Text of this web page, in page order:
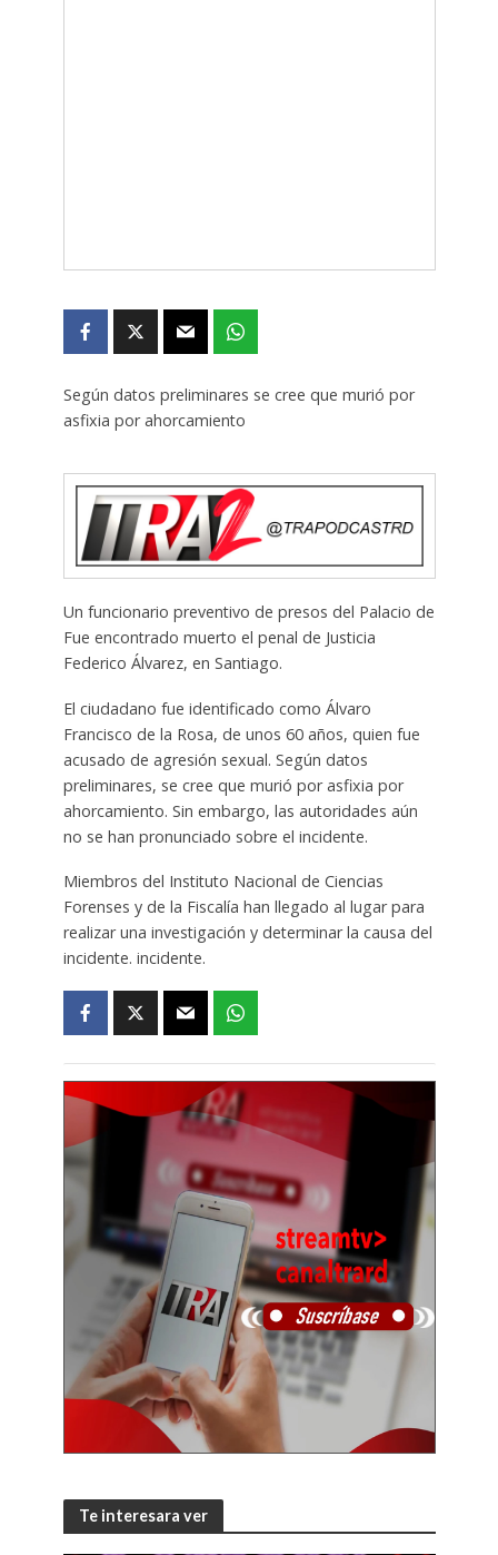
Según datos preliminares se cree que murió por
asfixia por ahorcamiento
Un funcionario preventivo de presos del Palacio de
Fue encontrado muerto el penal de Justicia
Federico Álvarez, en Santiago.
El ciudadano fue identificado como Álvaro
Francisco de la Rosa, de unos 60 años, quien fue
acusado de agresión sexual. Según datos
preliminares, se cree que murió por asfixia por
ahorcamiento. Sin embargo, las autoridades aún
no se han pronunciado sobre el incidente.
Miembros del Instituto Nacional de Ciencias
Forenses y de la Fiscalía han llegado al lugar para
realizar una investigación y determinar la causa del
incidente. incidente.
Te interesara ver